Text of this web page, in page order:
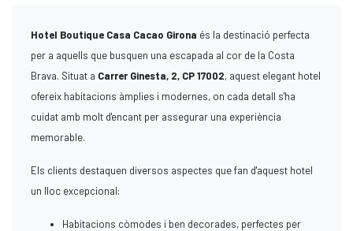
Hotel Boutique Casa Cacao Girona és la destinació perfecta
per a aquells que busquen una escapada al cor de la Costa
Brava. Situat a Carrer Ginesta, 2, CP 17002, aquest elegant hotel
ofereix habitacions àmplies i modernes, on cada detall s'ha
cuidat amb molt d'encant per assegurar una experiència
memorable.
Els clients destaquen diversos aspectes que fan d'aquest hotel
un lloc excepcional:
Habitacions còmodes i ben decorades, perfectes per